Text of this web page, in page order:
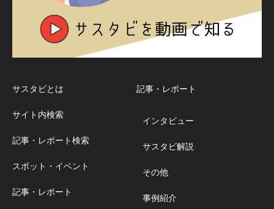
サスタビとは
サイト内検索
記事・レポート検索
スポット・イベント
記事・レポート
記事・レポート
インタビュー
サスタビ解説
その他
事例紹介